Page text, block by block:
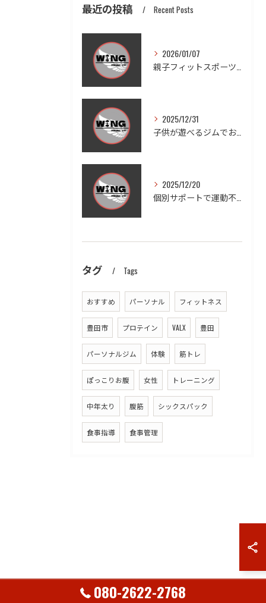
最近の投稿 Recent Posts
2026/01/07
2025/12/31
2025/12/20
タグ Tags
おすすめ パーソナル フィットネス
豊田市 プロテイン VALX 豊田
パーソナルジム 体験 筋トレ
ぽっこりお腹 女性 トレーニング
中年太り 腹筋 シックスパック
食事指導 食事管理
080-2622-2768